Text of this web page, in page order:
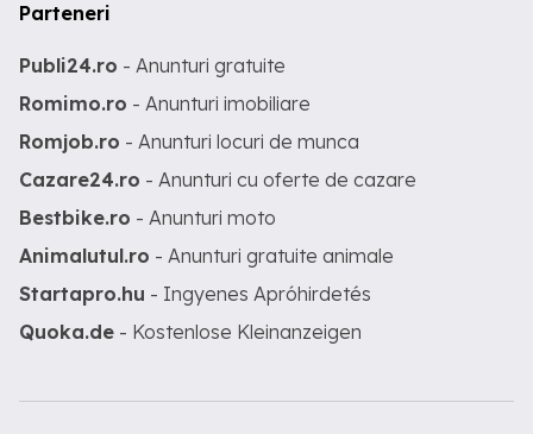
Parteneri
Publi24.ro - Anunturi gratuite
Romimo.ro - Anunturi imobiliare
Romjob.ro - Anunturi locuri de munca
Cazare24.ro - Anunturi cu oferte de cazare
Bestbike.ro - Anunturi moto
Animalutul.ro - Anunturi gratuite animale
Startapro.hu - Ingyenes Apróhirdetés
Quoka.de - Kostenlose Kleinanzeigen